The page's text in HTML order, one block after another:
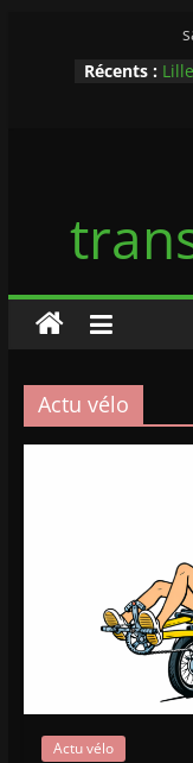
Récents :
Actu vélo
Actu vélo